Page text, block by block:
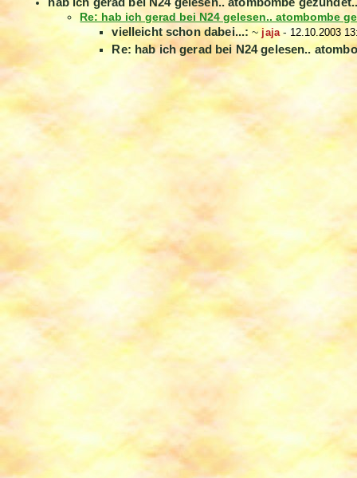
Re: hab ich gerad bei N24 gelesen.. atombombe
vielleicht schon dabei...: ~jaja- 12.10.2003
Re: hab ich gerad bei N24 gelesen..